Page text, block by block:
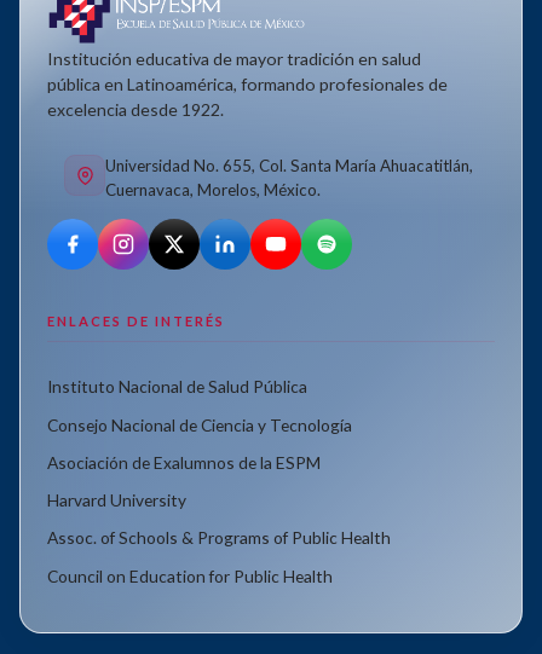
Institución educativa de mayor tradición en salud
pública en Latinoamérica, formando profesionales de
excelencia desde 1922.
Universidad No. 655, Col. Santa María Ahuacatitlán,
Cuernavaca, Morelos, México.
ENLACES DE INTERÉS
Instituto Nacional de Salud Pública
Consejo Nacional de Ciencia y Tecnología
Asociación de Exalumnos de la ESPM
Harvard University
Assoc. of Schools & Programs of Public Health
Council on Education for Public Health